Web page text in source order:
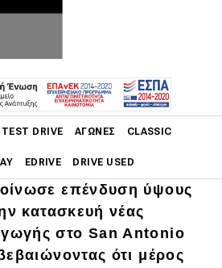
TEST DRIVE ΑΓΏΝΕΣ CLASSIC
EDRIVE DRIVE USED
επένδυση ύψους
κατασκευή νέας
στο San Antonio
ότι μέρος